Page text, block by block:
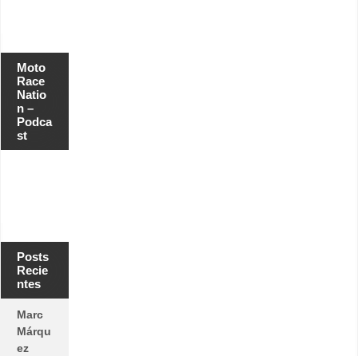
Moto
Race
Natio
n –
Podca
st
Posts
Recie
ntes
Marc
Márqu
ez